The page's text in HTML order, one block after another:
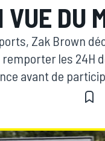
VUE DU
Zak Brown
les 24H
avant de